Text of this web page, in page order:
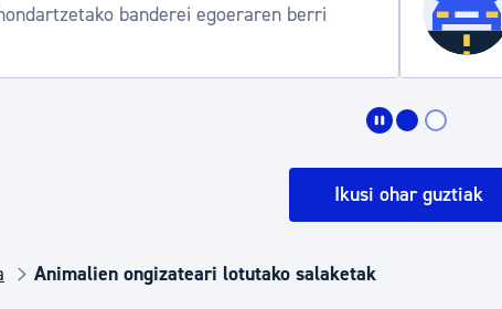
banderei egoeraren berri
Ikusi ohar guztiak
Animalien ongizateari lotutako salaketak